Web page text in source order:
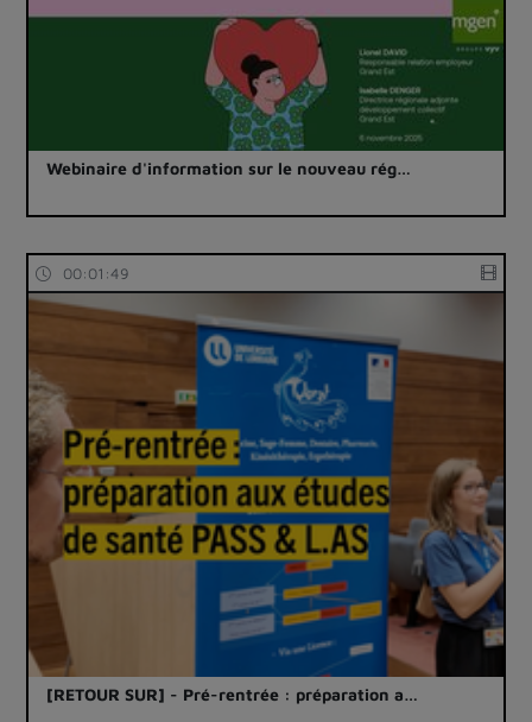
Webinaire d'information sur le nouveau rég…
00:01:49
[RETOUR SUR] - Pré-rentrée : préparation a…